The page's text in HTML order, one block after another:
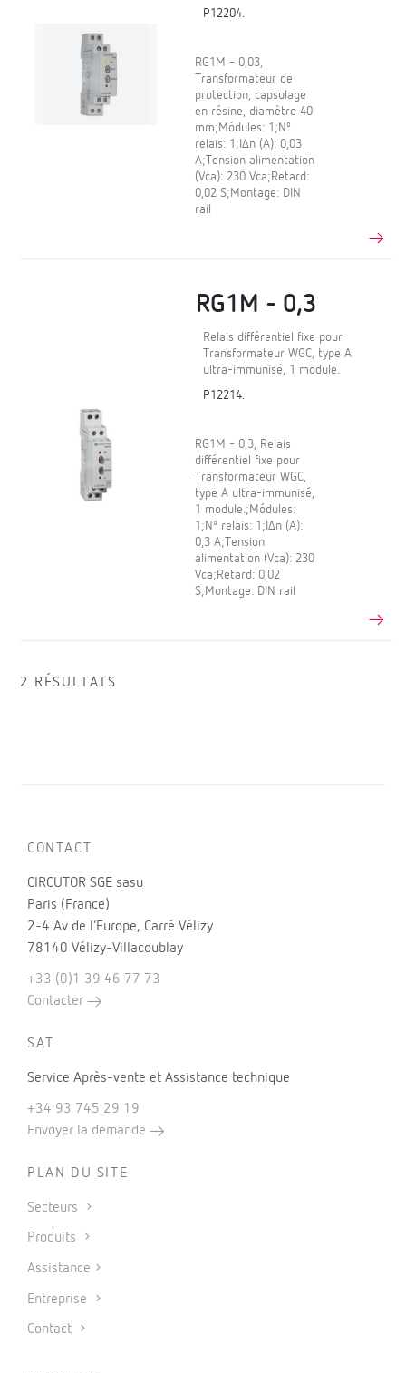
P12204.
RG1M - 0,03,
Transformateur de
protection, capsulage
en résine, diamètre 40
mm;Módules: 1;Nº
relais: 1;IΔn (A): 0,03
A;Tension alimentation
(Vca): 230 Vca;Retard:
0,02 S;Montage: DIN
rail
RG1M - 0,3
Relais différentiel fixe pour
Transformateur WGC, type A
ultra-immunisé, 1 module.
P12214.
RG1M - 0,3, Relais
différentiel fixe pour
Transformateur WGC,
type A ultra-immunisé,
1 module.;Módules:
1;Nº relais: 1;IΔn (A):
0,3 A;Tension
alimentation (Vca): 230
Vca;Retard: 0,02
S;Montage: DIN rail
2 RÉSULTATS
CONTACT
CIRCUTOR SGE sasu
Paris (France)
2-4 Av de l’Europe, Carré Vélizy
78140 Vélizy-Villacoublay
+33 (0)1 39 46 77 73
Contacter
SAT
Service Après-vente et Assistance technique
+34 93 745 29 19
Envoyer la demande
PLAN DU SITE
Secteurs
Produits
Assistance
Entreprise
Contact